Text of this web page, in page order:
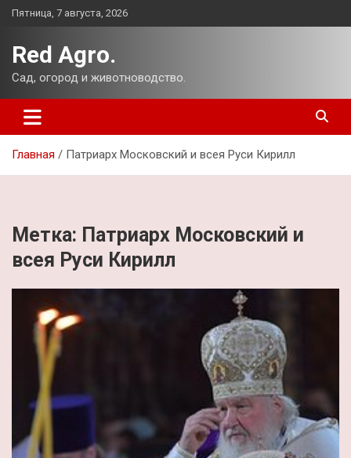
Перейти
Пятница, 7 августа, 2026
Red Agro.
Сад, огород и животноводство.
Главная Патриарх Московский и всея Руси Кирилл
Метка: Патриарх Московский и
всея Руси Кирилл